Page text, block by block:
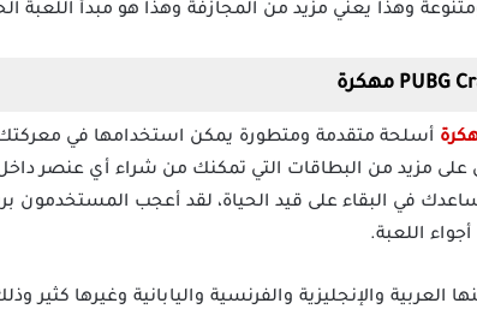
وهذا يعني مزيد من المجازفة وهذا هو مبدأ اللعبة
أسلحة متقدمة ومتطورة يمكن استخدامها في معركتك
مزيد من البطاقات التي تمكنك من شراء أي عنصر
في البقاء على قيد الحياة، لقد أعجب المستخدمون
اللعبة.
هذه اللعبة لأكثر من 47 لغة منها العربية والإنجليزية والفرنسية واليابانية